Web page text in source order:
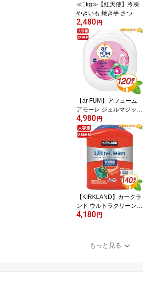
≪1kg≫【紅天使】冷凍
やきいも 焼き芋 さつま
いも スイートポテト カ
ルビーかいつか ポテトか
いつか 焼きいもギフト
ギフト おすすめ 贈り物 p
otato POTATO sweet gift
かいつか 茨城県かすみが
うら市 粘質があり 甘み
が強い クール冷凍【cost
co コストコ通販】
2,480 円
【ar FUM】アフューム
アモーレ ジェルマジック
ボール 特大容量 120個入
超特大 業務用 衣類用 衣
料用 洗濯洗剤 洗濯 洗剤
洗濯用 部屋干し【costco
コストコ コストコ通販】
★送料無料★
4,980 円
【KIRKLAND】カークラ
ンド ウルトラクリーンパ
ック 特大容量 140個入
リン酸塩不使用 洗濯 洗
剤 衣料用洗剤 衣料用 Kir
4,180 円
もっと見る